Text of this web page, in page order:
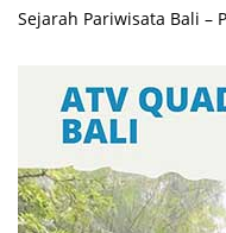
Sejarah Pariwisata Bali –